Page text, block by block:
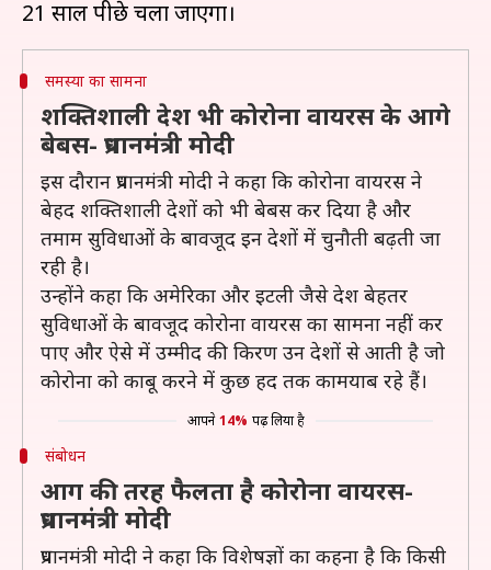
समस्या का सामना
शक्तिशाली देश भी कोरोना वायरस के आगे
बेबस- प्रधानमंत्री मोदी
इस दौरान प्रधानमंत्री मोदी ने कहा कि कोरोना वायरस ने
बेहद शक्तिशाली देशों को भी बेबस कर दिया है और
तमाम सुविधाओं के बावजूद इन देशों में चुनौती बढ़ती जा
रही है।
उन्होंने कहा कि अमेरिका और इटली जैसे देश बेहतर
सुविधाओं के बावजूद कोरोना वायरस का सामना नहीं कर
पाए और ऐसे में उम्मीद की किरण उन देशों से आती है जो
कोरोना को काबू करने में कुछ हद तक कामयाब रहे हैं।
आपने 14% पढ़ लिया है
संबोधन
आग की तरह फैलता है कोरोना वायरस-
प्रधानमंत्री मोदी
प्रधानमंत्री मोदी ने कहा कि विशेषज्ञों का कहना है कि किसी